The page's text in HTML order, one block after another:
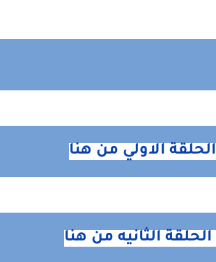
الحلقة الاولي من هنا
الحلقة الثانيه من هنا